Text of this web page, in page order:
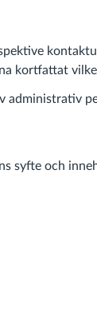
kortfattat
administrativ
syfte och